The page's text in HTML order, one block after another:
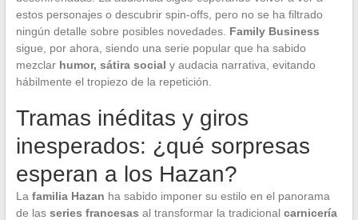
estos personajes o descubrir spin-offs, pero no se ha filtrado
ningún detalle sobre posibles novedades. Family Business
sigue, por ahora, siendo una serie popular que ha sabido
mezclar humor, sátira social y audacia narrativa, evitando
hábilmente el tropiezo de la repetición.
Tramas inéditas y giros
inesperados: ¿qué sorpresas
esperan a los Hazan?
La familia Hazan ha sabido imponer su estilo en el panorama
de las series francesas al transformar la tradicional carnicería